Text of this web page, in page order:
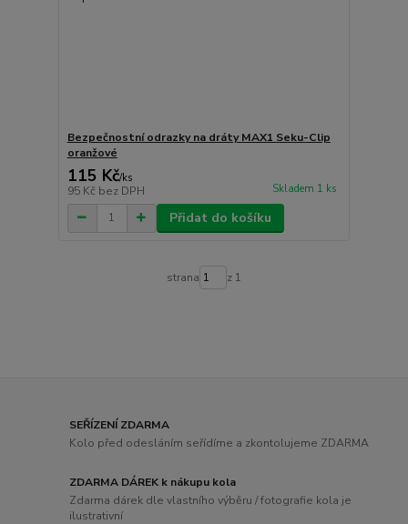
Bezpečnostní odrazky na dráty MAX1 Seku-Clip
oranžové
115 Kč/ks
95 Kč bez DPH Skladem 1 ks
Přidat do košíku
strana z 1
SEŘÍZENÍ ZDARMA
Kolo před odesláním seřídíme a zkontolujeme ZDARMA
ZDARMA DÁREK k nákupu kola
Zdarma dárek dle vlastního výběru / fotografie kola je
ilustrativní